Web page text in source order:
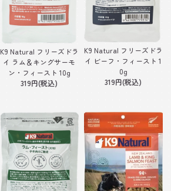
K9 Natural フリーズドラ
イ ラム＆キングサーモ
ン・フィースト 10g
319円(税込)
K9 Natural フリーズドラ
イ ビーフ・フィースト 1
0g
319円(税込)